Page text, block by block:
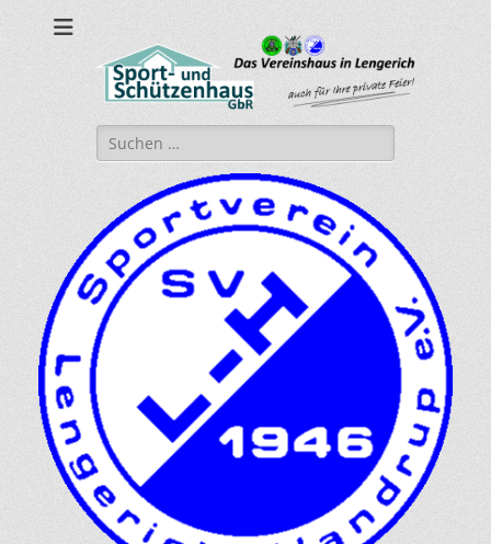
sport-und-
schuetzenhaus.de
Sport- und Schützenhaus GbR
Suche
nach: